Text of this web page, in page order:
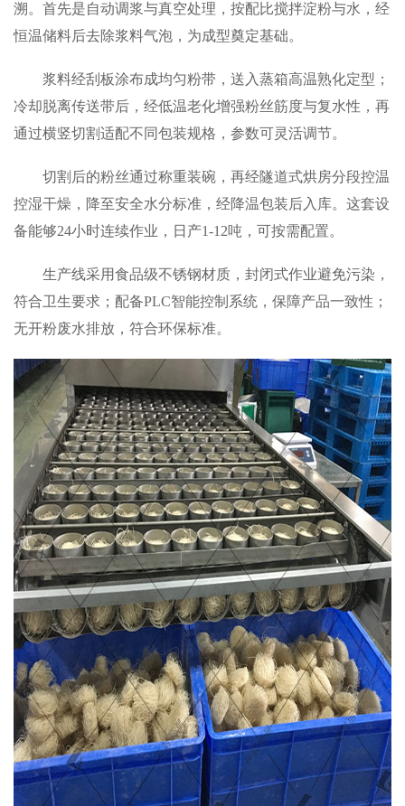
溯。首先是自动调浆与真空处理，按配比搅拌淀粉与水，经
恒温储料后去除浆料气泡，为成型奠定基础。
浆料经刮板涂布成均匀粉带，送入蒸箱高温熟化定型；
冷却脱离传送带后，经低温老化增强粉丝筋度与复水性，再
通过横竖切割适配不同包装规格，参数可灵活调节。
切割后的粉丝通过称重装碗，再经隧道式烘房分段控温
控湿干燥，降至安全水分标准，经降温包装后入库。这套设
备能够24小时连续作业，日产1-12吨，可按需配置。
生产线采用食品级不锈钢材质，封闭式作业避免污染，
符合卫生要求；配备PLC智能控制系统，保障产品一致性；
无开粉废水排放，符合环保标准。